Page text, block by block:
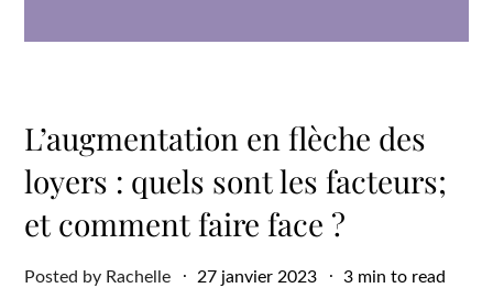
L’augmentation en flèche des
loyers : quels sont les facteurs;
et comment faire face ?
Posted by Rachelle
Posted
27 janvier 2023
3 min to read